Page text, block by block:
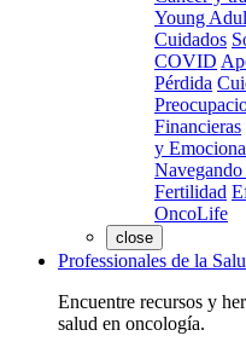
Young
Cuidados
COVID
Pérdida
Financieras
y
Fertilidad
OncoLife
close
Professionales de la
Encuentre recursos y
salud en oncología.